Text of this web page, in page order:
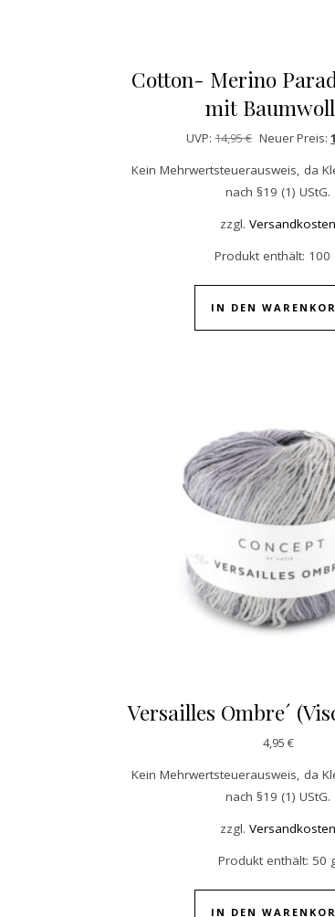
Cotton- Merino
mit
UVP: 14,95€ Neuer Preis:
Kein Mehrwertsteuerausweis, da
nach §19 (1) UStG.
zzgl.Versandkosten
Produkt enthält: 100
IN DEN
Versailles Ombre´
4,95 €
Kein Mehrwertsteuerausweis, da
nach §19 (1) UStG.
zzgl.Versandkosten
Produkt enthält: 50
IN DEN